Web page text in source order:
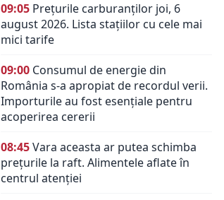
09:05 Prețurile carburanților joi, 6
august 2026. Lista stațiilor cu cele mai
mici tarife
09:00 Consumul de energie din
România s-a apropiat de recordul verii.
Importurile au fost esențiale pentru
acoperirea cererii
08:45Vara aceasta ar putea schimba
prețurile la raft. Alimentele aflate în
centrul atenției